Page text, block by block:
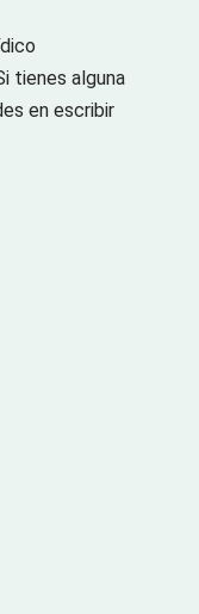
tienes alguna
en escribir